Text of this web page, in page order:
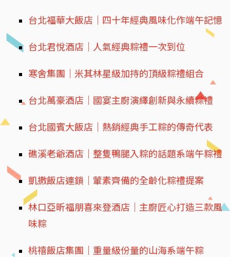
台北福華大飯店｜四十年經典風味化作端午記憶
台北君悅酒店｜人氣經典粽禮一次到位
寒舍集團｜米其林星級加持的頂級粽禮組合
台北萬豪酒店｜國宴主廚演繹創新與永續粽禮
台北國賓大飯店｜熱銷經典手工粽的傳奇代表
礁溪老爺酒店｜整隻鴨腿入粽的話題系端午粽禮
凱撒飯店連鎖｜葷素齊備的全齡化粽禮提案
林口亞昕福朋喜來登酒店｜主廚匠心打造三款風
味粽
桃禧飯店集團｜重量級份量的山海系端午粽